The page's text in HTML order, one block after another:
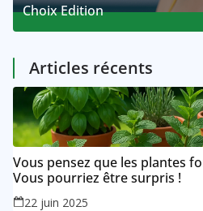
Choix Edition
Articles récents
Vous pensez que les plantes
Vous pourriez être surpris !
22 juin 2025